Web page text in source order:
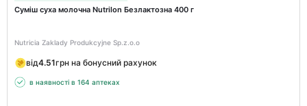
Суміш суха молочна Nutrilon Безлактозна 400 г
Nutricia Zaklady Produkcyjne Sp.z.o.o
від4.51грн на бонусний рахунок
в наявності в 164 аптеках